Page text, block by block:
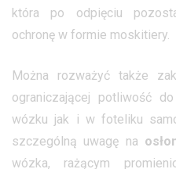
która po odpięciu
ochronę w formie moskitiery.
Można rozważyć także
ograniczającej potliwość
wózku jak i w foteliku
szczególną uwagę na
wózka, rażącym